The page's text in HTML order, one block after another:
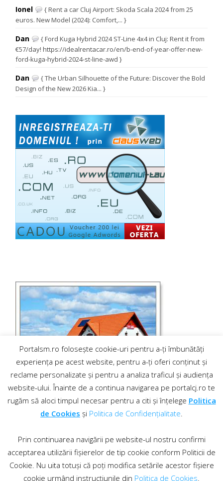
Ionel
{ Rent a car Cluj Airport: Skoda Scala 2024 from 25
euros. New Model (2024): Comfort,... }
Dan
{ Ford Kuga Hybrid 2024 ST-Line 4x4 in Cluj: Rent it from
€57/day! https://idealrentacar.ro/en/b-end-of-year-offer-new-
ford-kuga-hybrid-2024-st-line-awd }
Dan
{ The Urban Silhouette of the Future: Discover the Bold
Design of the New 2026 Kia... }
Contact·Regulament comentarii
Portalsm.ro folosește cookie-uri pentru a-ți îmbunătăți
experiența pe acest website, pentru a-ți oferi conținut și
reclame personalizate și pentru a analiza traficul și audiența
website-ului. Înainte de a continua navigarea pe portalcj.ro te
rugăm să aloci timpul necesar pentru a citi și înțelege Politica
de Cookies și Politica de Confidențialitate.
Prin continuarea navigării pe website-ul nostru confirmi
acceptarea utilizării fișierelor de tip cookie conform Politicii de
Cookie. Nu uita totuși că poți modifica setările acestor fișiere
cookie urmând instrucțiunile din Politica de Cookies.